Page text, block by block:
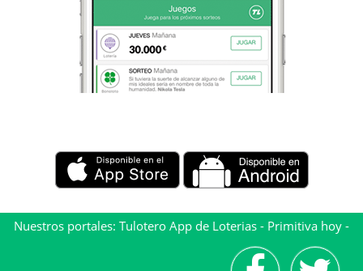
Nuestros portales: Tulotero App de Loterias - Primitiva hoy -